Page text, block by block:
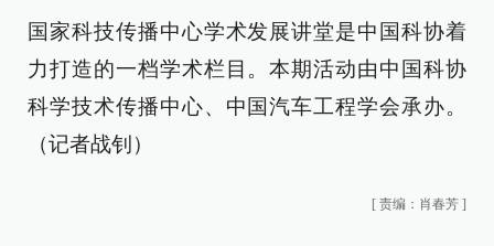
国家科技传播中心学术发展讲堂是中国科协着
力打造的一档学术栏目。本期活动由中国科协
科学技术传播中心、中国汽车工程学会承办。
（记者战钊）
[ 责编：肖春芳 ]